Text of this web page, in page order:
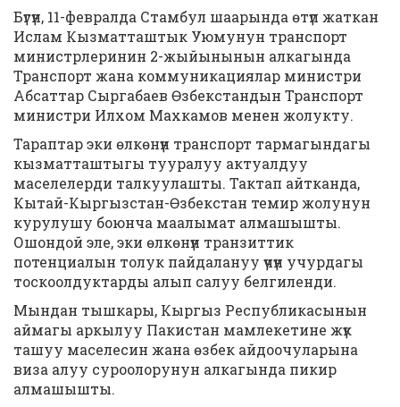
Бүгүн, 11-февралда Стамбул шаарында өтүп жаткан
Ислам Кызматташтык Уюмунун транспорт
министрлеринин 2-жыйынынын алкагында
Транспорт жана коммуникациялар министри
Абсаттар Сыргабаев Өзбекстандын Транспорт
министри Илхом Махкамов менен жолукту.
Тараптар эки өлкөнүн транспорт тармагындагы
кызматташтыгы тууралуу актуалдуу
маселелерди талкуулашты. Тактап айтканда,
Кытай-Кыргызстан-Өзбекстан темир жолунун
курулушу боюнча маалымат алмашышты.
Ошондой эле, эки өлкөнүн транзиттик
потенциалын толук пайдалануу үчүн учурдагы
тоскоолдуктарды алып салуу белгиленди.
Мындан тышкары, Кыргыз Республикасынын
аймагы аркылуу Пакистан мамлекетине жүк
ташуу маселесин жана өзбек айдоочуларына
виза алуу суроолорунун алкагында пикир
алмашышты.